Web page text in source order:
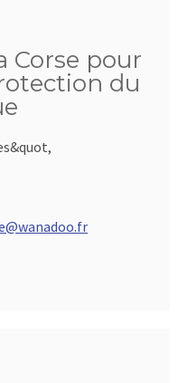
Corse pour
du